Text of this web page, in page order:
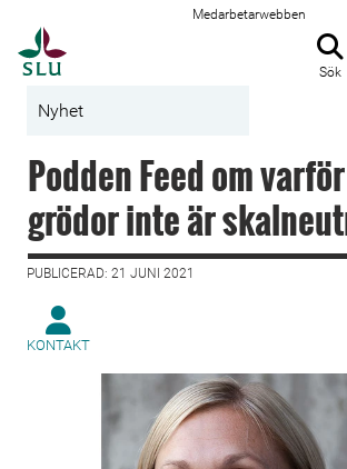
Medarbetarwebben
Sök
Nyhet
Podden Feed om
grödor inte är
PUBLICERAD: 21 JUNI 2021
KONTAKT